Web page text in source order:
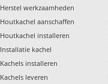
Herstel werkzaamheden
Houtkachel aanschaffen
Houtkachel installeren
Installatie kachel
Kachels installeren
Kachels leveren